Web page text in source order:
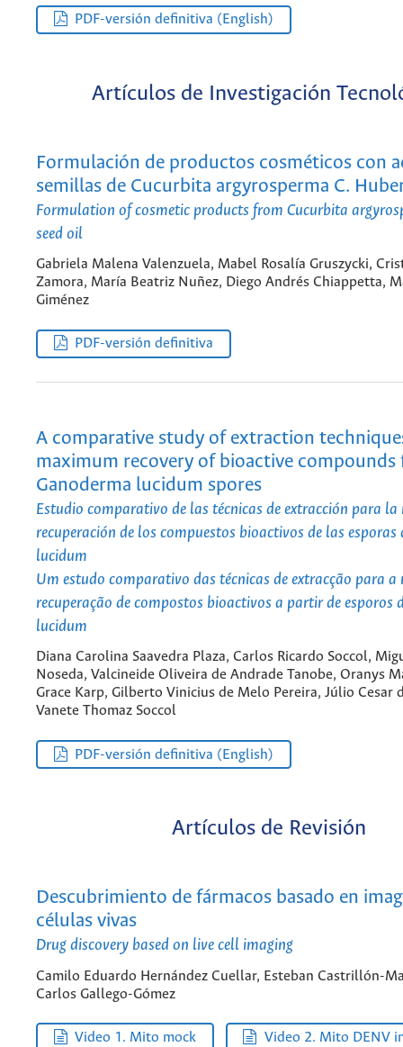
PDF-versión definitiva (English)
Artículos de Investigación
Formulación de productos cosméticos con
semillas de Cucurbita argyrosperma C.
Formulation of cosmetic products from Cucurbita
seed oil
Gabriela Malena Valenzuela, Mabel Rosalía Gruszycki,
Zamora, María Beatriz Nuñez, Diego Andrés Chiappetta,
Giménez
PDF-versión definitiva
A comparative study of extraction
maximum recovery of bioactive compounds
Ganoderma lucidum spores
Estudio comparativo de las técnicas de extracción para la
recuperación de los compuestos bioactivos de las esporas
lucidum
Um estudo comparativo das técnicas de extracção para a
recuperação de compostos bioactivos a partir de esporos
lucidum
Diana Carolina Saavedra Plaza, Carlos Ricardo Soccol,
Noseda, Valcineide Oliveira de Andrade Tanobe, Oranys
Grace Karp, Gilberto Vinicius de Melo Pereira, Júlio Cesar
Vanete Thomaz Soccol
PDF-versión definitiva (English)
Artículos de Revisión
Descubrimiento de fármacos basado en
células vivas
Drug discovery based on live cell imaging
Camilo Eduardo Hernández Cuellar, Esteban Castrillón-
Carlos Gallego-Gómez
Video 1. Mito mock Video 2. Mito DENV